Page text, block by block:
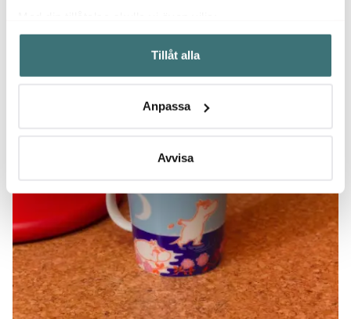
Samla in information om din geografiska plats som
kan ha en noggrannhet på upp till flera meter
Identifiera din enhet genom att aktivt skanna den för
Ta reda på mer om hur dina personliga uppgifter
Du kan ändra eller dra tillbaka ditt samtycke när som
Vi använder cookies för att innehållet och annonserna
ska anpassas efter det som vi tror att du tycker om. Det
gör också att vi kan analysera vår trafik och göra
hemsidan ännu bättre. Du bestämmer själv vilka cookies
som du vill dela med dig av.
Tillåt alla
Anpassa
Avvisa